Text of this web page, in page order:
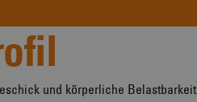
und körperliche Belastbarkeit